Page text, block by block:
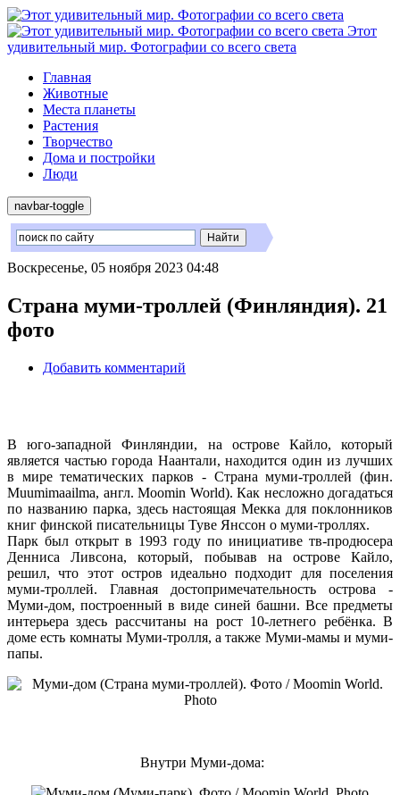
Этот
удивительный мир. Фотографии со всего света
Главная
Животные
Места планеты
Растения
Творчество
Дома и постройки
Люди
navbar-toggle
Воскресенье, 05 ноября 2023 04:48
Страна муми-троллей (Финляндия). 21
фото
Добавить комментарий
В юго-западной Финляндии, на острове Кайло, который
является частью города Наантали, находится один из лучших
в мире тематических парков - Страна муми-троллей (фин.
Muumimaailma, англ. Moomin World). Как несложно догадаться
по названию парка, здесь настоящая Мекка для поклонников
книг финской писательницы Туве Янссон о муми-троллях.
Парк был открыт в 1993 году по инициативе тв-продюсера
Денниса Ливсона, который, побывав на острове Кайло,
решил, что этот остров идеально подходит для поселения
муми-троллей. Главная достопримечательность острова -
Муми-дом, построенный в виде синей башни. Все предметы
интерьера здесь рассчитаны на рост 10-летнего ребёнка. В
доме есть комнаты Муми-тролля, а также Муми-мамы и муми-
папы.
Внутри Муми-дома: